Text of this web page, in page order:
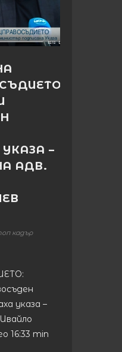
–
АДВ.
кадър
указа –
16:33 min